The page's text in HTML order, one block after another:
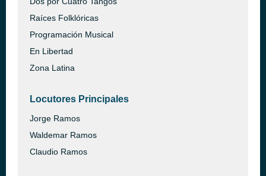
Raíces Folklóricas
Programación Musical
En Libertad
Zona Latina
Locutores Principales
Jorge Ramos
Waldemar Ramos
Claudio Ramos